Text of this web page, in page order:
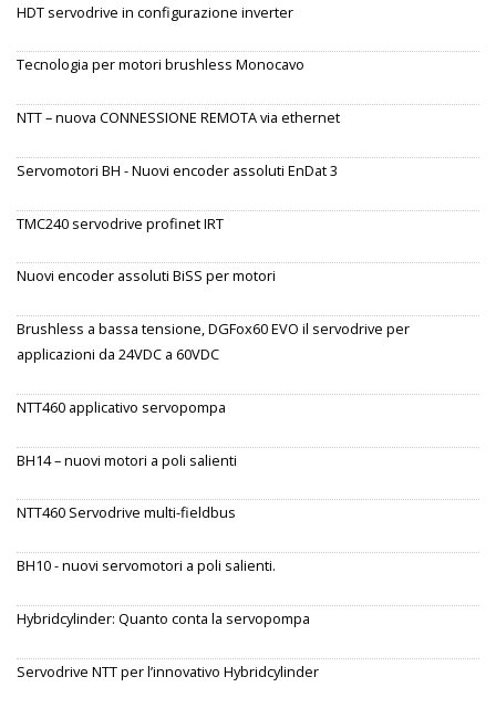
HDT servodrive in configurazione inverter
Tecnologia per motori brushless Monocavo
NTT – nuova CONNESSIONE REMOTA via ethernet
Servomotori BH - Nuovi encoder assoluti EnDat 3
TMC240 servodrive profinet IRT
Nuovi encoder assoluti BiSS per motori
Brushless a bassa tensione, DGFox60 EVO il servodrive per
applicazioni da 24VDC a 60VDC
NTT460 applicativo servopompa
BH14 – nuovi motori a poli salienti
NTT460 Servodrive multi-fieldbus
BH10 - nuovi servomotori a poli salienti.
Hybridcylinder: Quanto conta la servopompa
Servodrive NTT per l’innovativo Hybridcylinder